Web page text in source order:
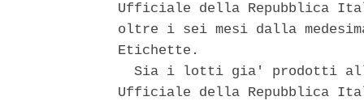
Ufficiale della Repubblica
oltre i sei mesi dalla
Etichette.
Sia i lotti gia' prodotti
Ufficiale della Repubblica